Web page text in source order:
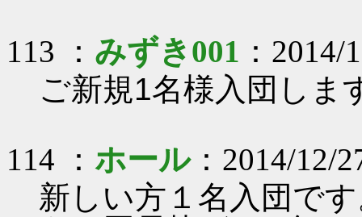
113 ： みずき001 ：
ご新規1名様入団しま
114 ： ホール：2014/12/
新しい方１名入団で